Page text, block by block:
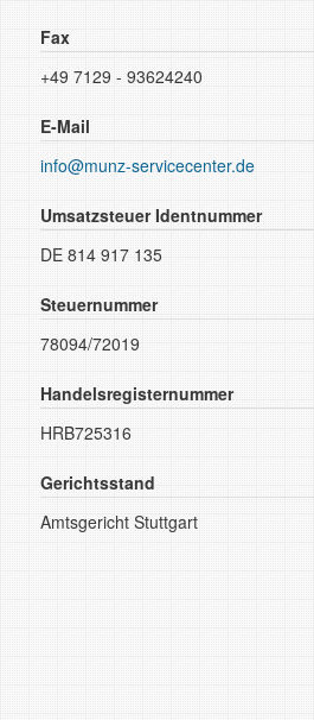
Fax
+49 7129 - 93624240
E-Mail
info@munz-servicecenter.de
Umsatzsteuer Identnummer
DE 814 917 135
Steuernummer
78094/72019
Handelsregisternummer
HRB725316
Gerichtsstand
Amtsgericht Stuttgart